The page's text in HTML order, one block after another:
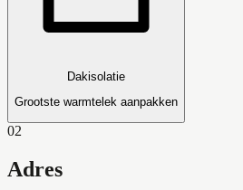
Dakisolatie
Grootste warmtelek aanpakken
02
Adres